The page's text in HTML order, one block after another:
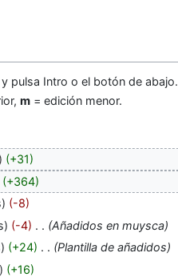
pulsa Intro o el botón de abajo.
m = edición menor.
+31
+364
-8
-4
Añadidos en muysca
+24
Plantilla de añadidos
+16